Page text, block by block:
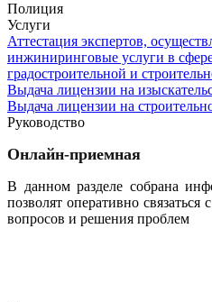
Полиция
Услуги
Аттестация экспертов,
инжиниринговые услуги в
градостроительной и
Выдача лицензии на
Выдача лицензии на
Руководство
Онлайн-приемная
В данном разделе собрана
позволят оперативно
вопросов и решения проблем